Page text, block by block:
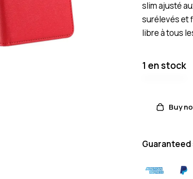
slim ajusté
surélevés et
libre à tous
1 en stock
Buy